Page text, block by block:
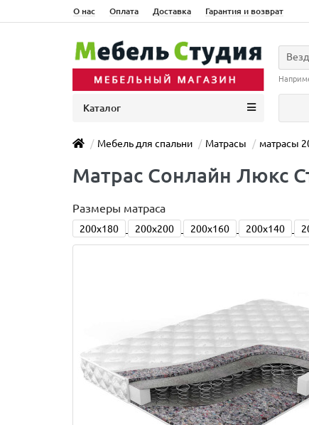
О нас Оплата Доставка Гарантия и возврат
Каталог
Мебель для спальни Матрасы матрасы
Матраc Сонлайн Люкс
Размеры матраса
200x180 200x200 200x160 200x140